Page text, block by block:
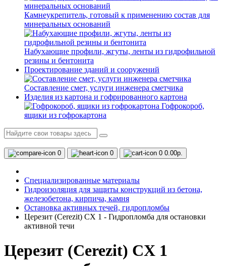
Камнеукрепитель, готовый к применению состав для
минеральных оснований
Набухающие профили, жгуты, ленты из гидрофильной
резины и бентонита
Проектирование зданий и сооружений
Составление смет, услуги инженера сметчика
Изделия из картона и гофрированного картона
Гофрокороб,
ящики из гофрокартона
0 0 0 0.00р.
Специализированные материалы
Гидроизоляция для защиты конструкций из бетона,
железобетона, кирпича, камня
Остановка активных течей, гидропломбы
Церезит (Cerezit) CX 1 - Гидропломба для остановки
активной течи
Церезит (Cerezit) CX 1